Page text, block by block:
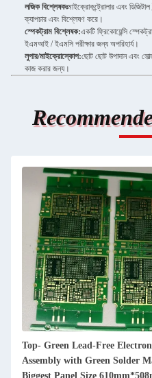
লজিক বিশ্লেষকঃমাইক্রোকন্ট্রোলার এবং ডিজিটাল
ক্যাপচার এবং বিশ্লেষণ করে।
স্পেকট্রাম বিশ্লেষক:একটি ফ্রিকোয়েন্সি
ইএমআই / ইএমসি পরীক্ষার জন্য অপরিহার্য।
লুপার/মাইক্রোস্কোপ:ছোট ছোট উপাদান এবং
কাজ করার জন্য।
Top- Green Lead-Free
Assembly with Green Solder
Biggest Panel Size